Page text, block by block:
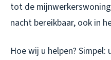
tot de
nacht bereikbaar, ook in
Hoe wij u helpen?